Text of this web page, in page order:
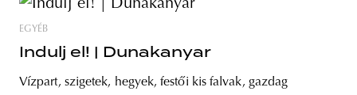
EGYÉB
Indulj el! | Dunakanyar
Vízpart, szigetek, hegyek, festői kis falvak, gazdag